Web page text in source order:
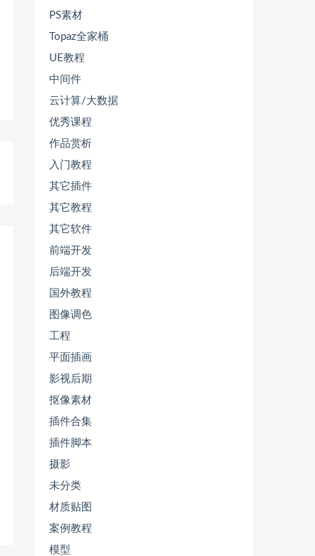
PS素材
Topaz全家桶
UE教程
中间件
云计算/大数据
优秀课程
作品赏析
入门教程
其它插件
其它教程
其它软件
前端开发
后端开发
国外教程
图像调色
工程
平面插画
影视后期
抠像素材
插件合集
插件脚本
摄影
未分类
材质贴图
案例教程
模型